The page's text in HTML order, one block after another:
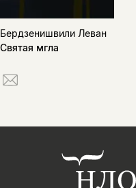
Бердзенишвили Леван
Святая мгла